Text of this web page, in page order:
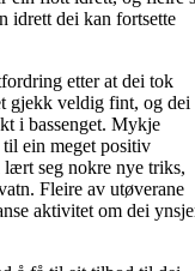
idrett dei kan fortsette
etter at dei tok
gjekk veldig fint, og dei
i bassenget. Mykje
ein meget positiv
lært seg nokre nye triks,
Fleire av utøverane
aktivitet om dei